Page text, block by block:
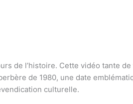
de l’histoire. Cette vidéo tante
de 1980, une date
culturelle.